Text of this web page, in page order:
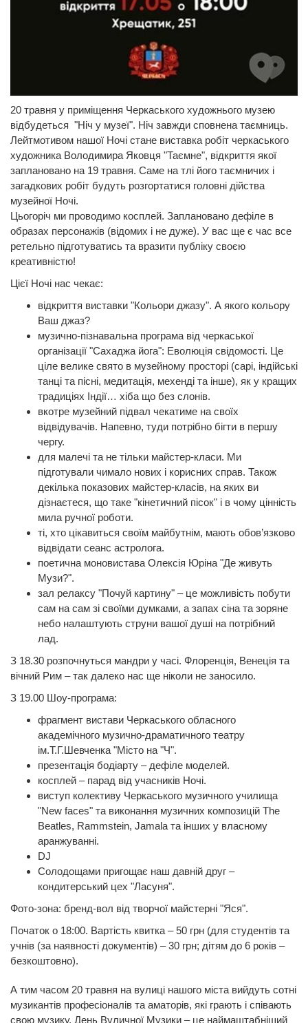
20 травня у приміщення Черкаського художнього музею
відбудеться "Ніч у музеї". Ніч завжди сповнена таємниць.
Лейтмотивом нашої Ночі стане виставка робіт черкаського
художника Володимира Яковця "Таємне", відкриття якої
заплановано на 19 травня. Саме на тлі його таємничих і
загадкових робіт будуть розгортатися головні дійства
музейної Ночі.
Цьогоріч ми проводимо косплей. Заплановано дефіле в
образах персонажів (відомих і не дуже). У вас ще є час все
ретельно підготуватись та вразити публіку своєю
креативністю!
Цієї Ночі нас чекає:
відкриття виставки "Кольори джазу". А якого кольору
Ваш джаз?
музично-пізнавальна програма від черкаської
організації "Сахаджа йога": Еволюція свідомості. Це
ціле велике свято в музейному просторі (сарі, індійські
танці та пісні, медитація, мехенді та інше), як у кращих
традиціях Індії… хіба що без слонів.
вкотре музейний підвал чекатиме на своїх
відвідувачів. Напевно, туди потрібно бігти в першу
чергу.
для малечі та не тільки майстер-класи. Ми
підготували чимало нових і корисних справ. Також
декілька показових майстер-класів, на яких ви
дізнаєтеся, що таке "кінетичний пісок" і в чому цінність
мила ручної роботи.
ті, хто цікавиться своїм майбутнім, мають обов’язково
відвідати сеанс астролога.
поетична моновистава Олексія Юріна "Де живуть
Музи?".
зал релаксу "Почуй картину" – це можливість побути
сам на сам зі своїми думками, а запах сіна та зоряне
небо налаштують струни вашої душі на потрібний
лад.
З 18.30 розпочнуться мандри у часі. Флоренція, Венеція та
вічний Рим – так далеко нас ще ніколи не заносило.
З 19.00 Шоу-програма:
фрагмент вистави Черкаського обласного
академічного музично-драматичного театру
ім.Т.Г.Шевченка "Місто на "Ч".
презентація бодіарту – дефіле моделей.
косплей – парад від учасників Ночі.
виступ колективу Черкаського музичного училища
"New faces" та виконання музичних композицій The
Beatles, Rammstein, Jamala та інших у власному
аранжуванні.
DJ
Солодощами пригощає наш давній друг –
кондитерський цех "Ласуня".
Фото-зона: бренд-вол від творчої майстерні "Яся".
Початок о 18:00. Вартість квитка – 50 грн (для студентів та
учнів (за наявності документів) – 30 грн; дітям до 6 років –
безкоштовно).
А тим часом 20 травня на вулиці нашого міста вийдуть сотні
музикантів професіоналів та аматорів, які грають і співають
свою музику. День Вуличної Музики – це наймаштабніший